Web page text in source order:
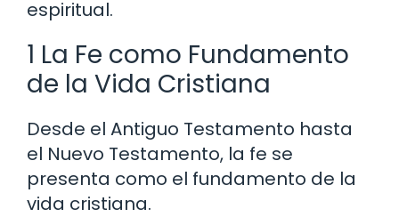
espiritual.
1 La Fe como Fundamento
de la Vida Cristiana
Desde el Antiguo Testamento hasta
el Nuevo Testamento, la fe se
presenta como el fundamento de la
vida cristiana.